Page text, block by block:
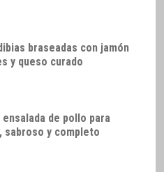
braseadas con jamón
y queso curado
de pollo para
sabroso y completo